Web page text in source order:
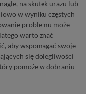
na skutek urazu lub
w wyniku częstych
problemu może
warto znać
aby wspomagać swoje
się dolegliwości
pomoże w dobraniu